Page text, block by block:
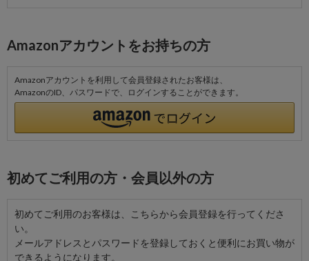
Amazonアカウントをお持ちの方
Amazonアカウントを利用して会員登録されたお客様は、
AmazonのID、パスワードで、ログインすることができます。
初めてご利用の方・会員以外の方
初めてご利用のお客様は、こちらから会員登録を行ってくださ
い。
メールアドレスとパスワードを登録しておくと便利にお買い物が
できるようになります。